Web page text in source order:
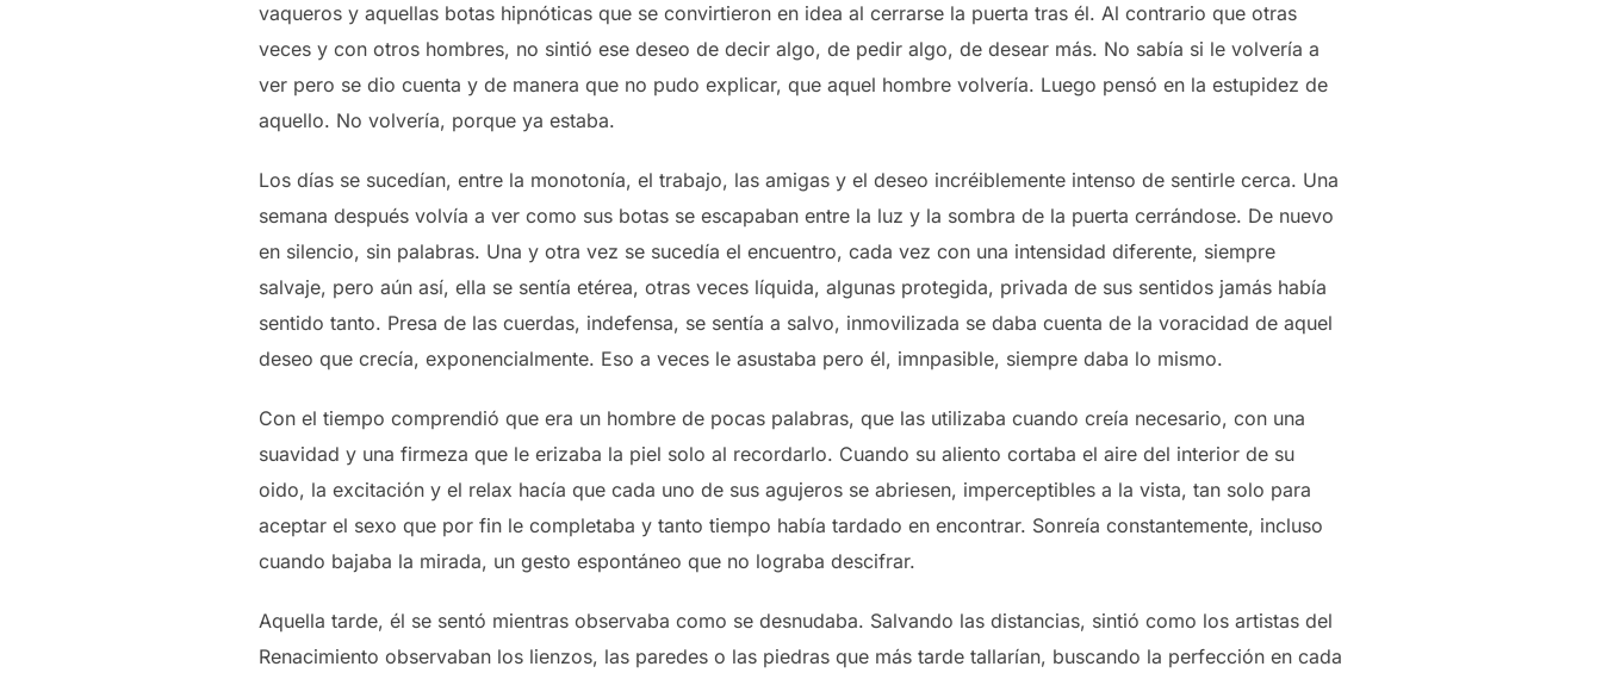
vaqueros y aquellas botas hipnóticas que se convirtieron en idea al cerrarse la puerta tras él. Al contrario que otras
veces y con otros hombres, no sintió ese deseo de decir algo, de pedir algo, de desear más. No sabía si le volvería a
ver pero se dio cuenta y de manera que no pudo explicar, que aquel hombre volvería. Luego pensó en la estupidez de
aquello. No volvería, porque ya estaba.
Los días se sucedían, entre la monotonía, el trabajo, las amigas y el deseo incréiblemente intenso de sentirle cerca. Una
semana después volvía a ver como sus botas se escapaban entre la luz y la sombra de la puerta cerrándose. De nuevo
en silencio, sin palabras. Una y otra vez se sucedía el encuentro, cada vez con una intensidad diferente, siempre
salvaje, pero aún así, ella se sentía etérea, otras veces líquida, algunas protegida, privada de sus sentidos jamás había
sentido tanto. Presa de las cuerdas, indefensa, se sentía a salvo, inmovilizada se daba cuenta de la voracidad de aquel
deseo que crecía, exponencialmente. Eso a veces le asustaba pero él, imnpasible, siempre daba lo mismo.
Con el tiempo comprendió que era un hombre de pocas palabras, que las utilizaba cuando creía necesario, con una
suavidad y una firmeza que le erizaba la piel solo al recordarlo. Cuando su aliento cortaba el aire del interior de su
oido, la excitación y el relax hacía que cada uno de sus agujeros se abriesen, imperceptibles a la vista, tan solo para
aceptar el sexo que por fin le completaba y tanto tiempo había tardado en encontrar. Sonreía constantemente, incluso
cuando bajaba la mirada, un gesto espontáneo que no lograba descifrar.
Aquella tarde, él se sentó mientras observaba como se desnudaba. Salvando las distancias, sintió como los artistas del
Renacimiento observaban los lienzos, las paredes o las piedras que más tarde tallarían, buscando la perfección en cada